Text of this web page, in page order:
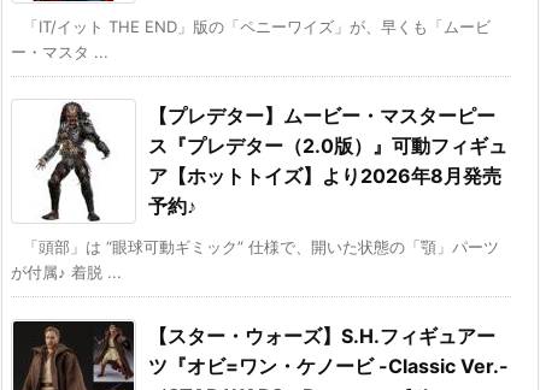
「IT/イット THE END」版の「ペニーワイズ」が、早くも「ムービ
ー・マスタ ...
【プレデター】ムービー・マスターピー
ス『プレデター（2.0版）』可動フィギュ
ア【ホットトイズ】より2026年8月発売
予約♪
「頭部」は “眼球可動ギミック” 仕様で、開いた状態の「顎」パーツ
が付属♪ 着脱 ...
【スター・ウォーズ】S.H.フィギュアー
ツ『オビ=ワン・ケノービ -Classic Ver.-